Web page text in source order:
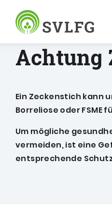
Sozialversicherung für
Achtung
Ein Zeckenstich kann
Borreliose oder FSME
Um mögliche
vermeiden, ist eine
entsprechende